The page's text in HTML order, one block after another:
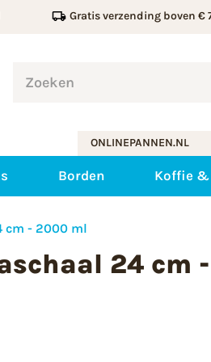
Gratis verzending boven €
ONLINEPANNEN.NL
Borden Koffie &
cm - 2000 ml
24 cm -